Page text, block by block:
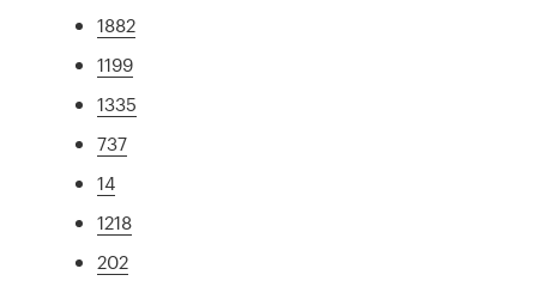
1882
1199
1335
737
14
1218
202